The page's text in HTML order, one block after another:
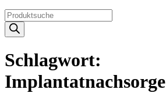
Products
search
Schlagwort:
Implantatnachsorge